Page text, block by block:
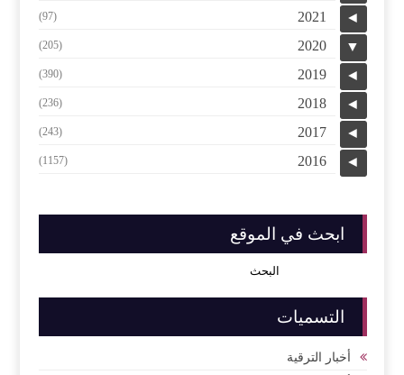
◄
2021
(97)
▼
2020
(205)
◄
2019
(390)
◄
2018
(236)
◄
2017
(243)
◄
2016
(1157)
ابحث في الموقع
التسميات
أخبار الترقية